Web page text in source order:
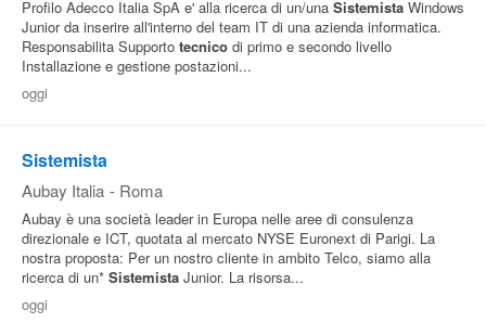
Pubblica
Area
Aziende
Profilo Adecco Italia SpA e' alla ricerca di un/una Sistemista Windows
Junior da inserire all'interno del team IT di una azienda informatica.
Responsabilita Supporto tecnico di primo e secondo livello
Installazione e gestione postazioni...
oggi
Sistemista
Aubay Italia - Roma
Aubay è una società leader in Europa nelle aree di consulenza
direzionale e ICT, quotata al mercato NYSE Euronext di Parigi. La
nostra proposta: Per un nostro cliente in ambito Telco, siamo alla
ricerca di un* Sistemista Junior. La risorsa...
oggi